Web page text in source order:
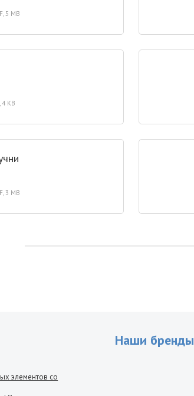
5 MB
4 KB
3 MB
Наши бренды
элементов со